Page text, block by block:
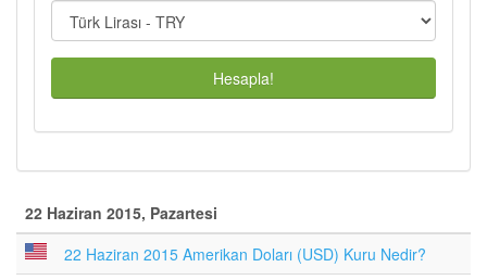
Hesapla!
22 Haziran 2015, Pazartesi
22 Haziran 2015 Amerikan Doları (USD) Kuru Nedir?